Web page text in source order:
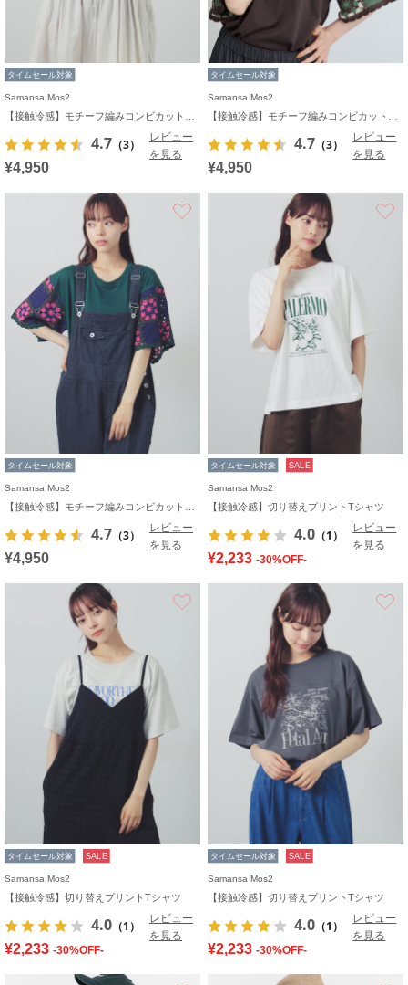
タイムセール対象
Samansa Mos2
4.7 （3）
レビュー
を見る
¥4,950
タイムセール対象
Samansa Mos2
4.7 （3）
レビュー
を見る
¥4,950
タイムセール対象
Samansa Mos2
4.7 （3）
レビュー
を見る
¥4,950
タイムセール対象 SALE
Samansa Mos2
【接触冷感】切り替えプリントTシャツ
4.0 （1）
レビュー
を見る
¥2,233 -30%OFF-
タイムセール対象 SALE
Samansa Mos2
【接触冷感】切り替えプリントTシャツ
4.0 （1）
レビュー
を見る
¥2,233 -30%OFF-
タイムセール対象 SALE
Samansa Mos2
【接触冷感】切り替えプリントTシャツ
4.0 （1）
レビュー
を見る
¥2,233 -30%OFF-